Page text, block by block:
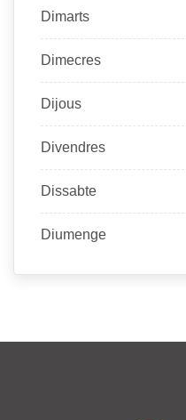
Dimarts
Dimecres
Dijous
Divendres
Dissabte
Diumenge